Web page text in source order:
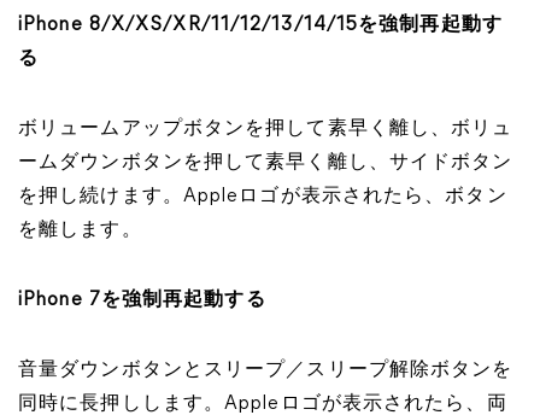
iPhone 8/X/XS/XR/11/12/13/14/15を強制再起動す
る
ボリュームアップボタンを押して素早く離し、ボリュ
ームダウンボタンを押して素早く離し、サイドボタン
を押し続けます。Appleロゴが表示されたら、ボタン
を離します。
iPhone 7を強制再起動する
音量ダウンボタンとスリープ／スリープ解除ボタンを
同時に長押しします。Appleロゴが表示されたら、両